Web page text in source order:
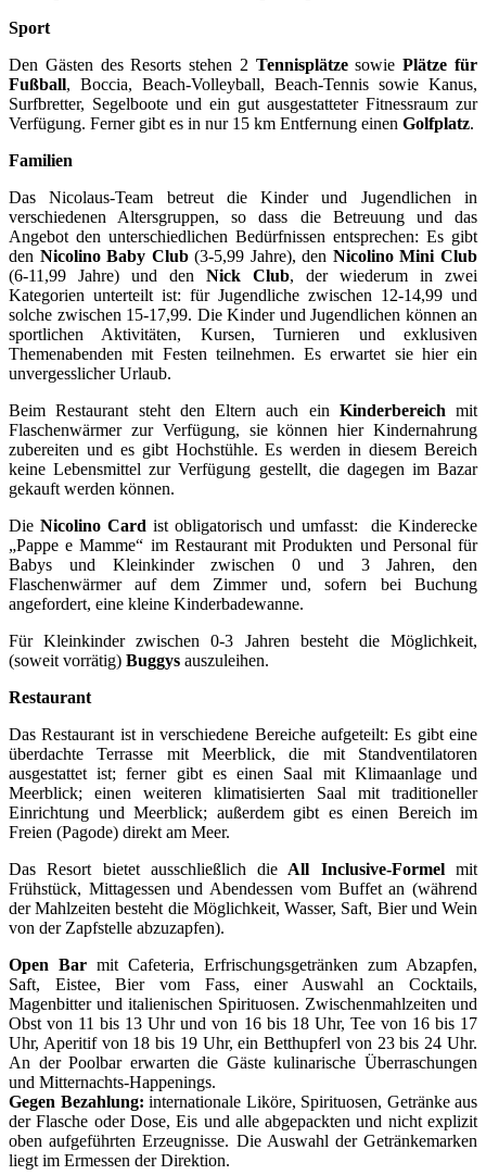
Sport
Den Gästen des Resorts stehen 2 TennisplätzesowiePlätze für
Fußball, Boccia, Beach-Volleyball, Beach-Tennis sowie Kanus,
Surfbretter, Segelboote und ein gut ausgestatteter Fitnessraum zur
Verfügung. Ferner gibt es in nur 15 km Entfernung einen Golfplatz.
Familien
Das Nicolaus-Team betreut die Kinder und Jugendlichen in
verschiedenen Altersgruppen, so dass die Betreuung und das
Angebot den unterschiedlichen Bedürfnissen entsprechen: Es gibt
den Nicolino Baby Club(3-5,99 Jahre), den Nicolino Mini Club
(6-11,99 Jahre) und den Nick Club, der wiederum in zwei
Kategorien unterteilt ist: für Jugendliche zwischen 12-14,99 und
solche zwischen 15-17,99. Die Kinder und Jugendlichen können an
sportlichen Aktivitäten, Kursen, Turnieren und exklusiven
Themenabenden mit Festen teilnehmen. Es erwartet sie hier ein
unvergesslicher Urlaub.
Beim Restaurant steht den Eltern auch ein Kinderbereich mit
Flaschenwärmer zur Verfügung, sie können hier Kindernahrung
zubereiten und es gibt Hochstühle. Es werden in diesem Bereich
keine Lebensmittel zur Verfügung gestellt, die dagegen im Bazar
gekauft werden können.
Die Nicolino Card ist obligatorisch und umfasst: die Kinderecke
„Pappe e Mamme“ im Restaurant mit Produkten und Personal für
Babys und Kleinkinder zwischen 0 und 3 Jahren, den
Flaschenwärmer auf dem Zimmer und, sofern bei Buchung
angefordert, eine kleine Kinderbadewanne.
Für Kleinkinder zwischen 0-3 Jahren besteht die Möglichkeit,
(soweit vorrätig) Buggys auszuleihen.
Restaurant
Das Restaurant ist in verschiedene Bereiche aufgeteilt: Es gibt eine
überdachte Terrasse mit Meerblick, die mit Standventilatoren
ausgestattet ist; ferner gibt es einen Saal mit Klimaanlage und
Meerblick; einen weiteren klimatisierten Saal mit traditioneller
Einrichtung und Meerblick; außerdem gibt es einen Bereich im
Freien (Pagode) direkt am Meer.
Das Resort bietet ausschließlich die All Inclusive-Formelmit
Frühstück, Mittagessen und Abendessen vom Buffet an (während
der Mahlzeiten besteht die Möglichkeit, Wasser, Saft, Bier und Wein
von der Zapfstelle abzuzapfen).
Open Bar mit Cafeteria, Erfrischungsgetränken zum Abzapfen,
Saft, Eistee, Bier vom Fass, einer Auswahl an Cocktails,
Magenbitter und italienischen Spirituosen. Zwischenmahlzeiten und
Obst von 11 bis 13 Uhr und von 16 bis 18 Uhr, Tee von 16 bis 17
Uhr, Aperitif von 18 bis 19 Uhr, ein Betthupferl von 23 bis 24 Uhr.
An der Poolbar erwarten die Gäste kulinarische Überraschungen
und Mitternachts-Happenings.
Gegen Bezahlung: internationale Liköre, Spirituosen, Getränke aus
der Flasche oder Dose, Eis und alle abgepackten und nicht explizit
oben aufgeführten Erzeugnisse. Die Auswahl der Getränkemarken
liegt im Ermessen der Direktion.